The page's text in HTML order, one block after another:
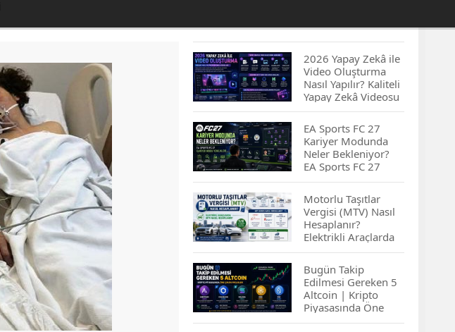
2026 Yapay Zekâ ile
Video Oluşturma
Nasıl Yapılır? Kaliteli
Yapay Zekâ Videosu
Hazırlamanın
İpuçları...
EA Sports FC 27
Kariyer Modunda
Neler Bekleniyor?
EA Sports FC 27
Kariyer Modu
Yenilikleri…
Motorlu Taşıtlar
Vergisi (MTV) Nasıl
Hesaplanır?
Elektrikli Araçlarda
MTV Nasıl
Hesaplanır? MTV
Borcu Nasıl
Sorgulanır?
Bugün Takip
Edilmesi Gereken 5
Altcoin | Kripto
Piyasasında Öne
Çıkan Projeler